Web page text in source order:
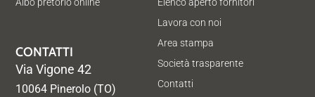
Lavora con noi
Area stampa
Società trasparente
Contatti
CONTATTI
Via Vigone 42
10064 Pinerolo (TO)